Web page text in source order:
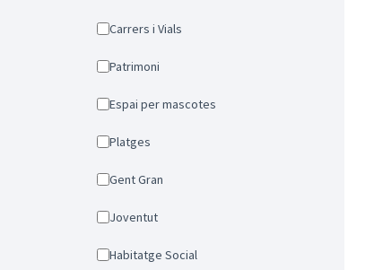
Carrers i Vials
Patrimoni
Espai per mascotes
Platges
Gent Gran
Joventut
Habitatge Social